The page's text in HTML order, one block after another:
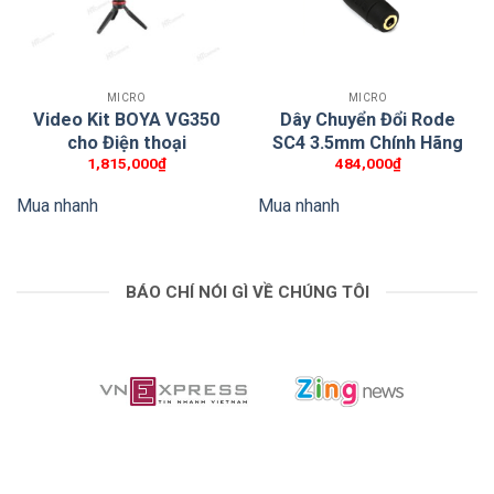
Hotline: 0932.374.568
0942.333.069
Hỗ trợ kỹ thuật:
CSKH: 1900.636.090
Email: htcamera@htskys.com
MICRO
Video Kit BOYA VG350
cho Điện thoại
1,815,000₫
Mua nhanh
MICRO
Dây Chuyển Đổi Rode
SC4 3.5mm Chính Hãng
484,000₫
Mua nhanh
BÁO CHÍ NÓI GÌ VỀ CHÚNG TÔI